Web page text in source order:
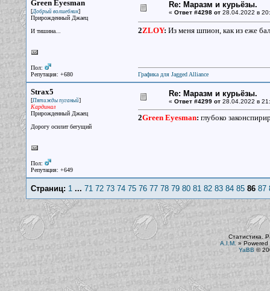
Green Eyesman
[Добрый волшебник]
Прирожденный Джаец
И тишина...
Пол:
Репутация: +680
Re: Маразм и курьёзы.
« Ответ #4298 от28.04.2022 в
2ZLOY: Из меня шпион, как из еже
Графика для Jagged Alliance
Strax5
[Пятижды пуганый]
Кардинал
Прирожденный Джаец
Дорогу осилит бегущий
Пол:
Репутация: +649
Re: Маразм и курьёзы.
« Ответ #4299 от28.04.2022 в
2Green Eyesman: глубоко
Страниц: 1... 71 72 73 74 75 76 77 78 79 80 81 82 83 84 85 86 87
Статистика.
A.I.M. » Powered
YaBB ©